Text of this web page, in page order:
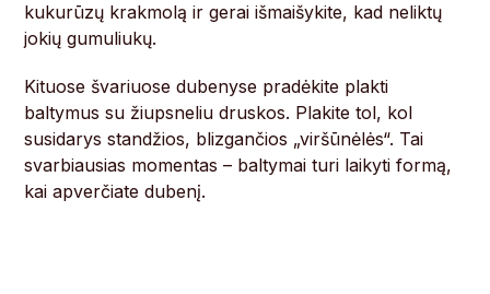
kukurūzų krakmolą ir gerai išmaišykite, kad neliktų
jokių gumuliukų.
Kituose švariuose dubenyse pradėkite plakti
baltymus su žiupsneliu druskos. Plakite tol, kol
susidarys standžios, blizgančios „viršūnėlės“. Tai
svarbiausias momentas – baltymai turi laikyti formą,
kai apverčiate dubenį.